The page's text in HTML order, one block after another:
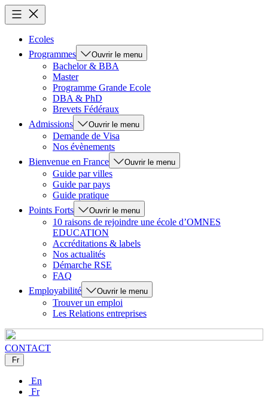
Ecoles
Programmes
Ouvrir le menu
Bachelor & BBA
Master
Programme Grande Ecole
DBA & PhD
Brevets Fédéraux
Admissions
Ouvrir le menu
Demande de Visa
Nos évènements
Bienvenue en France
Ouvrir le menu
Guide par villes
Guide par pays
Guide pratique
Points Forts
Ouvrir le menu
10 raisons de rejoindre une école d’OMNES
EDUCATION
Accréditations & labels
Nos actualités
Démarche RSE
FAQ
Employabilité
Ouvrir le menu
Trouver un emploi
Les Relations entreprises
CONTACT
Fr
En
Fr